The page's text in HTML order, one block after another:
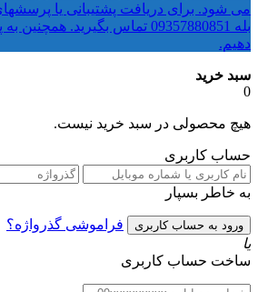
می شود. برای دریافت پشتیبانی یا
بله 09357880851 تماس بگیرید.
دهیم.
سبد خرید
0
هیچ محصولی در سبد خرید نیست.
حساب کاربری
به خاطر بسپار
فراموشی گذرواژه؟
یا
ساخت حساب کاربری